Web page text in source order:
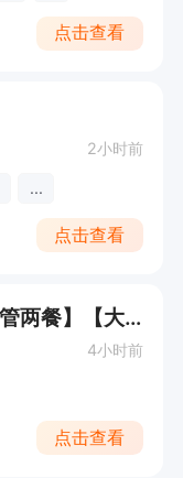
点击查看
2小时前
...
点击查看
业务员【4300底薪+提成 管两餐】【大荔县城】
4小时前
点击查看